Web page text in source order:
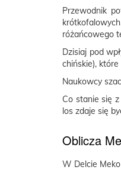
Przewodnik
różańcowego
Dzisiaj pod
chińskie),
Naukowcy
Co stanie się
los zdaje się
Oblicza
W Delcie